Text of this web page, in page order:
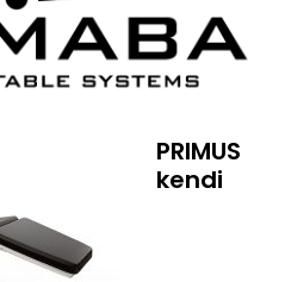
PRIMUS
kendi